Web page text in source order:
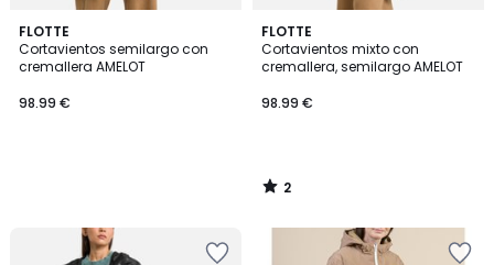
FLOTTE
Cortavientos semilargo con
cremallera AMELOT
98.99 €
FLOTTE
Cortavientos mixto con
cremallera, semilargo AMELOT
98.99 €
2
/
5
2
/